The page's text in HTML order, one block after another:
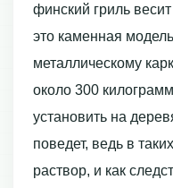
финский гриль
это каменная
металлическому
около 300
установить на
поведет, ведь в
раствор, и как